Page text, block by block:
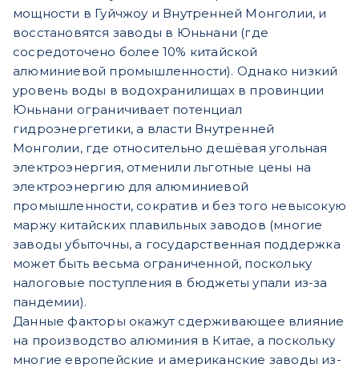
мощности в Гуйчжоу и Внутренней Монголии, и
восстановятся заводы в Юньнани (где
сосредоточено более 10% китайской
алюминиевой промышленности). Однако низкий
уровень воды в водохранилищах в провинции
Юньнани ограничивает потенциал
гидроэнергетики, а власти Внутренней
Монголии, где относительно дешёвая угольная
электроэнергия, отменили льготные цены на
электроэнергию для алюминиевой
промышленности, сократив и без того невысокую
маржу китайских плавильных заводов (многие
заводы убыточны, а государственная поддержка
может быть весьма ограниченной, поскольку
налоговые поступления в бюджеты упали из-за
пандемии).
Данные факторы окажут сдерживающее влияние
на производство алюминия в Китае, а поскольку
многие европейские и американские заводы из-